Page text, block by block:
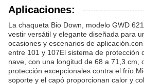
Aplicaciones:
La chaqueta Bio Down, modelo GWD
vestir versátil y elegante diseñada para
ocasiones y escenarios de
entre 101 y 107El sistema de protección
nave, con una longitud de 68 a 71,3 cm,
protección excepcionales contra el
soporte y el capó proporcionan calor y